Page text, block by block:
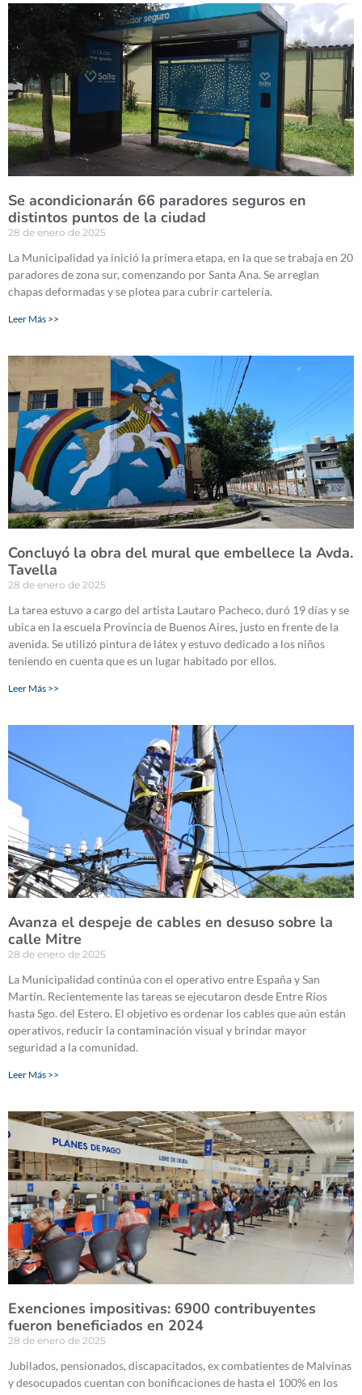
Se acondicionarán 66 paradores seguros en
distintos puntos de la ciudad
28 de enero de 2025
La Municipalidad ya inició la primera etapa, en la que se trabaja en 20
paradores de zona sur, comenzando por Santa Ana. Se arreglan
chapas deformadas y se plotea para cubrir cartelería.
Leer Más >>
Concluyó la obra del mural que embellece la Avda.
Tavella
28 de enero de 2025
La tarea estuvo a cargo del artista Lautaro Pacheco, duró 19 días y se
ubica en la escuela Provincia de Buenos Aires, justo en frente de la
avenida. Se utilizó pintura de látex y estuvo dedicado a los niños
teniendo en cuenta que es un lugar habitado por ellos.
Leer Más >>
Avanza el despeje de cables en desuso sobre la
calle Mitre
28 de enero de 2025
La Municipalidad continúa con el operativo entre España y San
Martín. Recientemente las tareas se ejecutaron desde Entre Ríos
hasta Sgo. del Estero. El objetivo es ordenar los cables que aún están
operativos, reducir la contaminación visual y brindar mayor
seguridad a la comunidad.
Leer Más >>
Exenciones impositivas: 6900 contribuyentes
fueron beneficiados en 2024
28 de enero de 2025
Jubilados, pensionados, discapacitados, ex combatientes de Malvinas
y desocupados cuentan con bonificaciones de hasta el 100% en los